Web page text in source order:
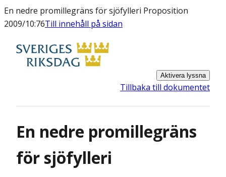
En nedre promillegräns för sjöfylleri Proposition
2009/10:76Till innehåll på sidan
Aktivera lyssna
Tillbaka till dokumentet
En nedre promillegräns
för sjöfylleri